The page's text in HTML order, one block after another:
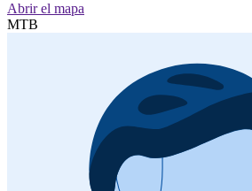
Abrir el mapa
MTB